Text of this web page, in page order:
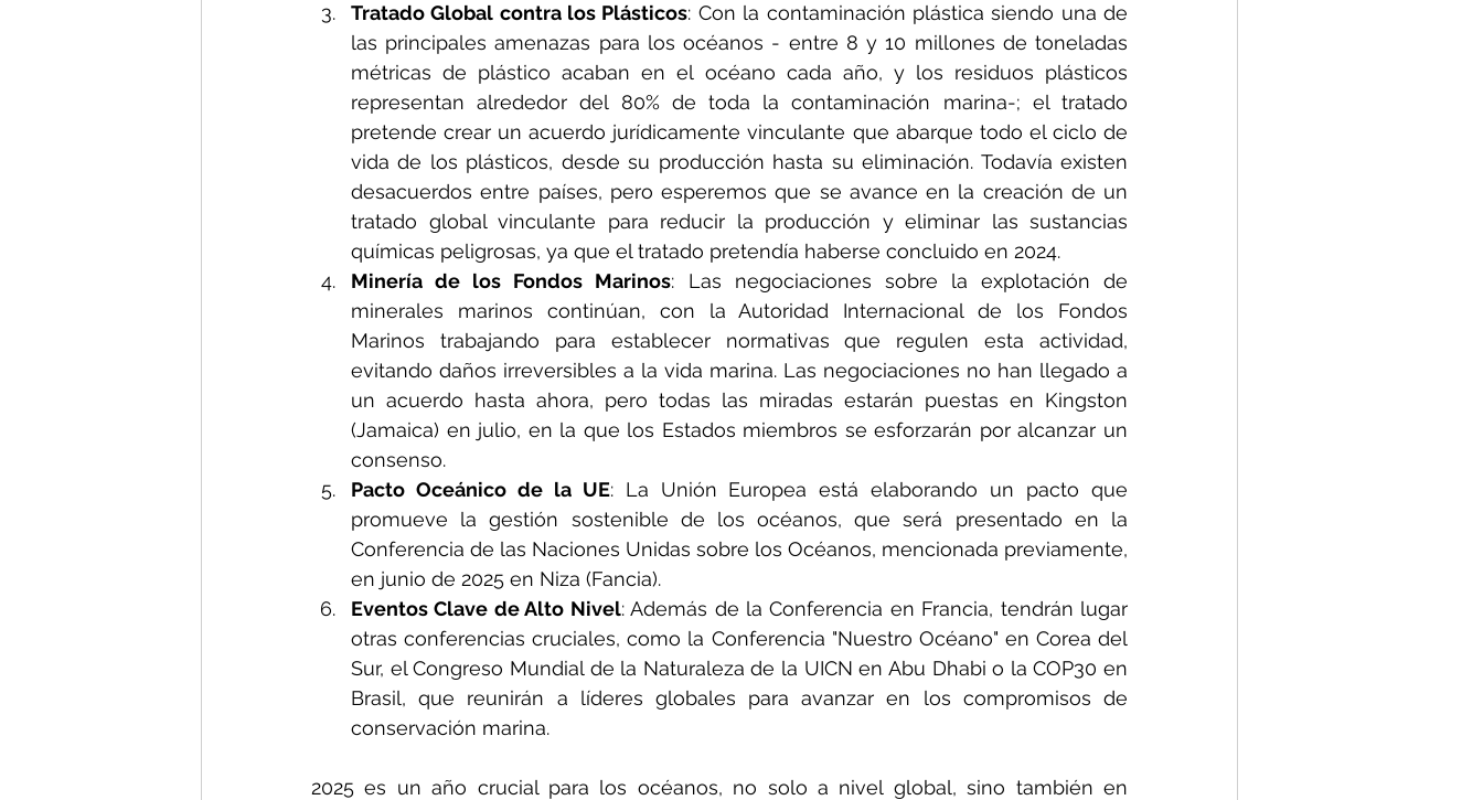
Tratado Global contra los Plásticos: Con la contaminación plástica siendo una de
las principales amenazas para los océanos - entre 8 y 10 millones de toneladas
métricas de plástico acaban en el océano cada año, y los residuos plásticos
representan alrededor del 80% de toda la contaminación marina-; el tratado
pretende crear un acuerdo jurídicamente vinculante que abarque todo el ciclo de
vida de los plásticos, desde su producción hasta su eliminación. Todavía existen
desacuerdos entre países, pero esperemos que se avance en la creación de un
tratado global vinculante para reducir la producción y eliminar las sustancias
químicas peligrosas, ya que el tratado pretendía haberse concluido en 2024.
Minería de los Fondos Marinos: Las negociaciones sobre la explotación de
minerales marinos continúan, con la Autoridad Internacional de los Fondos
Marinos trabajando para establecer normativas que regulen esta actividad,
evitando daños irreversibles a la vida marina. Las negociaciones no han llegado a
un acuerdo hasta ahora, pero todas las miradas estarán puestas en Kingston
(Jamaica) en julio, en la que los Estados miembros se esforzarán por alcanzar un
consenso.
Pacto Oceánico de la UE: La Unión Europea está elaborando un pacto que
promueve la gestión sostenible de los océanos, que será presentado en la
Conferencia de las Naciones Unidas sobre los Océanos, mencionada previamente,
en junio de 2025 en Niza (Fancia).
Eventos Clave de Alto Nivel: Además de la Conferencia en Francia, tendrán lugar
otras conferencias cruciales, como la Conferencia "Nuestro Océano" en Corea del
Sur, el Congreso Mundial de la Naturaleza de la UICN en Abu Dhabi o la COP30 en
Brasil, que reunirán a líderes globales para avanzar en los compromisos de
conservación marina.
2025 es un año crucial para los océanos, no solo a nivel global, sino también en